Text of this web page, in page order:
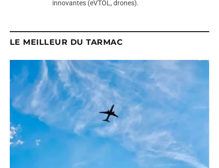
innovantes (eVTOL, drones).
LE MEILLEUR DU TARMAC